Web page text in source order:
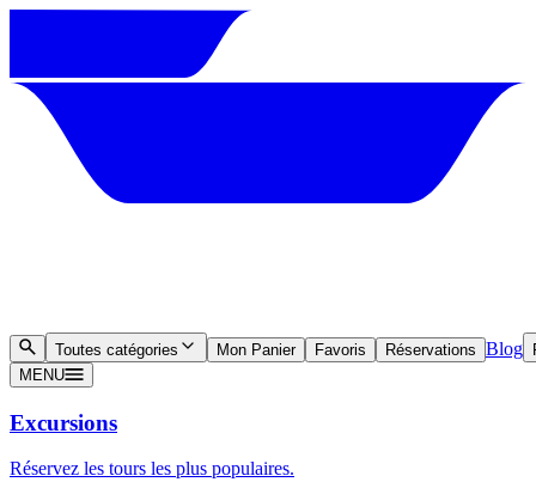
Toutes catégories Mon Panier Favoris Réservations Blog
MENU
Excursions
Réservez les tours les plus populaires.